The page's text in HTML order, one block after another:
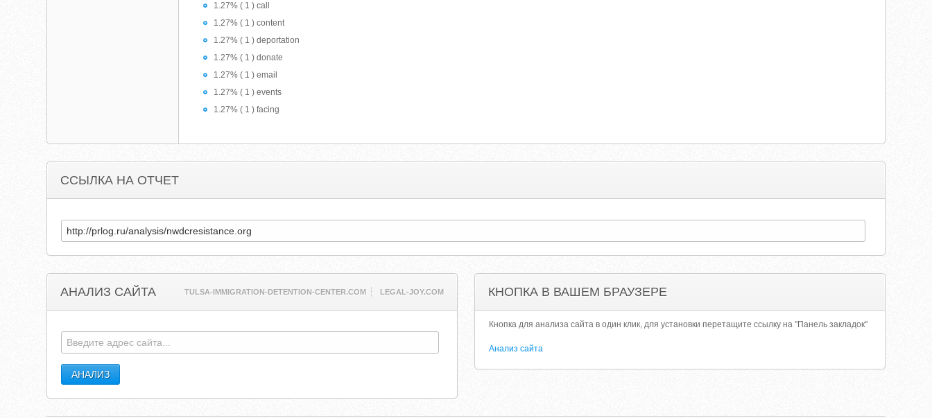
1.27% ( 1 ) call
1.27% ( 1 ) content
1.27% ( 1 ) deportation
1.27% ( 1 ) donate
1.27% ( 1 ) email
1.27% ( 1 ) events
1.27% ( 1 ) facing
ССЫЛКА НА ОТЧЕТ
АНАЛИЗ САЙТА TULSA-IMMIGRATION-DETENTION-CENTER.COM LEGAL-JOY.COM КНОПКА В ВАШЕМ БРАУЗЕРЕ
Кнопка для анализа сайта в один клик, для установки перетащите ссылку на "Панель закладок"
Анализ сайта